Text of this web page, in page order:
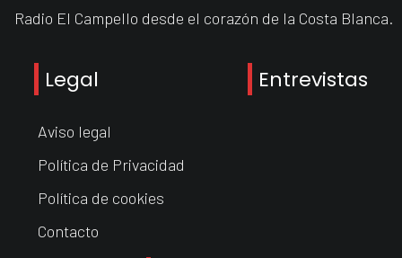
Radio El Campello desde el corazón de la Costa Blanca.
Legal
Aviso legal
Política de Privacidad
Política de cookies
Contacto
Entrevistas